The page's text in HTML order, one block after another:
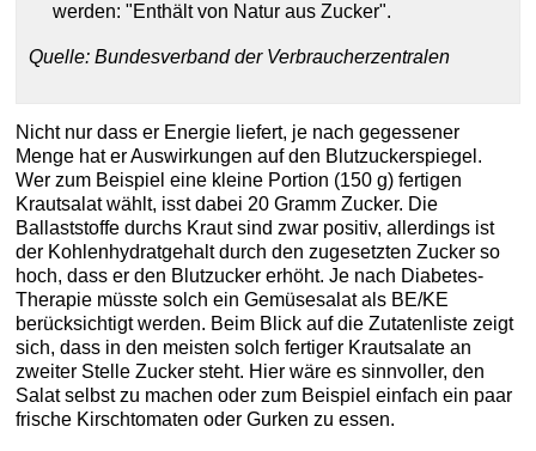
werden: "Enthält von Natur aus Zucker".
Quelle: Bundesverband der Verbraucherzentralen
Nicht nur dass er Energie liefert, je nach gegessener
Menge hat er Auswirkungen auf den Blutzuckerspiegel.
Wer zum Beispiel eine kleine Portion (150 g) fertigen
Krautsalat wählt, isst dabei 20 Gramm Zucker. Die
Ballaststoffe durchs Kraut sind zwar positiv, allerdings ist
der Kohlenhydratgehalt durch den zugesetzten Zucker so
hoch, dass er den Blutzucker erhöht. Je nach Diabetes-
Therapie müsste solch ein Gemüsesalat als BE/KE
berücksichtigt werden. Beim Blick auf die Zutatenliste zeigt
sich, dass in den meisten solch fertiger Krautsalate an
zweiter Stelle Zucker steht. Hier wäre es sinnvoller, den
Salat selbst zu machen oder zum Beispiel einfach ein paar
frische Kirschtomaten oder Gurken zu essen.